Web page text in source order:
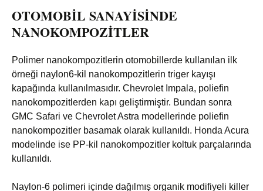
OTOMOBİL SANAYİSİNDE
NANOKOMPOZİTLER
Polimer nanokompozitlerin otomobillerde kullanılan ilk
örneği naylon6-kil nanokompozitlerin triger kayışı
kapağında kullanılmasıdır. Chevrolet Impala, poliefin
nanokompozitlerden kapı geliştirmiştir. Bundan sonra
GMC Safari ve Chevrolet Astra modellerinde poliefin
nanokompozitler basamak olarak kullanıldı. Honda Acura
modelinde ise PP-kil nanokompozitler koltuk parçalarında
kullanıldı.
Naylon-6 polimeri içinde dağılmış organik modifiyeli killer